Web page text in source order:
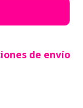
de envío